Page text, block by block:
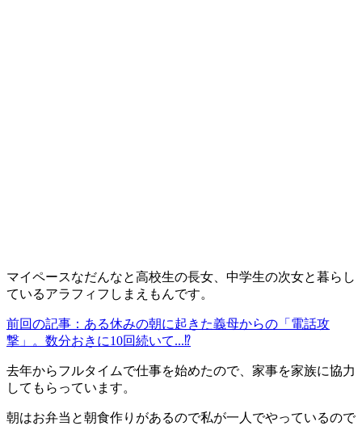
マイペースなだんなと高校生の長女、中学生の次女と暮らし
ているアラフィフしまえもんです。
前回の記事：ある休みの朝に起きた義母からの「電話攻
撃」。数分おきに10回続いて...⁉
去年からフルタイムで仕事を始めたので、家事を家族に協力
してもらっています。
朝はお弁当と朝食作りがあるので私が一人でやっているので